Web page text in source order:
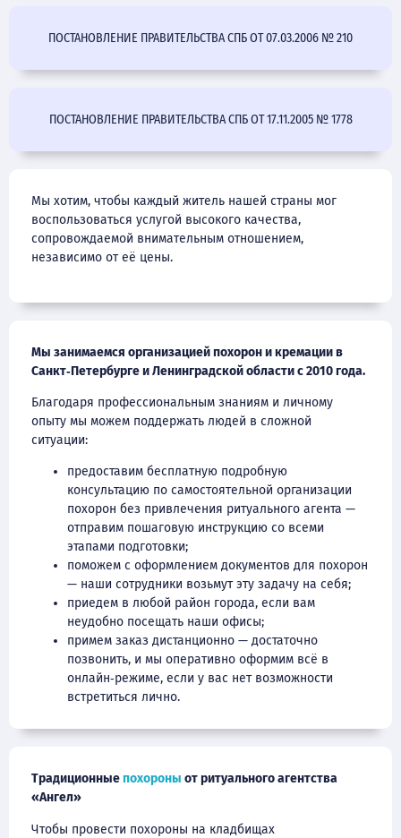
ПОСТАНОВЛЕНИЕ ПРАВИТЕЛЬСТВА СПБ ОТ 07.03.2006 № 210
ПОСТАНОВЛЕНИЕ ПРАВИТЕЛЬСТВА СПБ ОТ 17.11.2005 № 1778
Мы хотим, чтобы каждый житель нашей страны мог
воспользоваться услугой высокого качества,
сопровождаемой внимательным отношением,
независимо от её цены.
Мы занимаемся организацией похорон и кремации в
Санкт‑Петербурге и Ленинградской области с 2010 года.
Благодаря профессиональным знаниям и личному
опыту мы можем поддержать людей в сложной
ситуации:
предоставим бесплатную подробную
консультацию по самостоятельной организации
похорон без привлечения ритуального агента —
отправим пошаговую инструкцию со всеми
этапами подготовки;
поможем с оформлением документов для похорон
— наши сотрудники возьмут эту задачу на себя;
приедем в любой район города, если вам
неудобно посещать наши офисы;
примем заказ дистанционно — достаточно
позвонить, и мы оперативно оформим всё в
онлайн‑режиме, если у вас нет возможности
встретиться лично.
Традиционныепохороны от ритуального агентства
«Ангел»
Чтобы провести похороны на кладбищах